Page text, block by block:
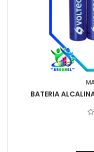
BATERIA